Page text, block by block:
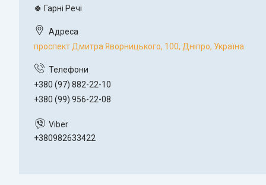
🍀 Гарні Речі
проспект Дмитра Яворницького, 100, Дніпро, Україна
+380 (97) 882-22-10
+380 (99) 956-22-08
+380982633422